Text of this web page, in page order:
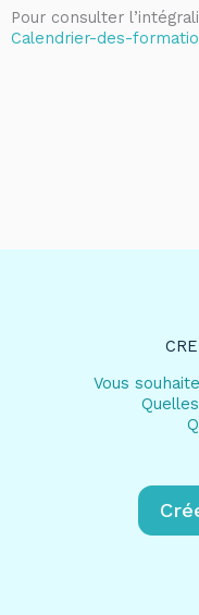
Pour consulter
Calendrier-des-
Vous